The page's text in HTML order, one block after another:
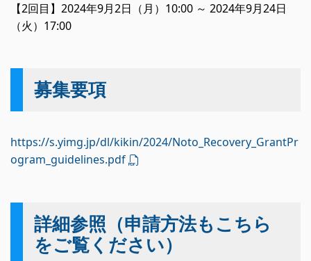
【2回目】2024年9月2日（月）10:00 ～ 2024年9月24日
（火）17:00
募集要項
https://s.yimg.jp/dl/kikin/2024/Noto_Recovery_GrantPr
ogram_guidelines.pdf
詳細参照（申請方法もこちら
をご覧ください）